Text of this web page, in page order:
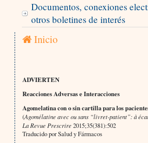
Documentos, conexiones
otros boletines de interés
Inicio
ADVIERTEN
Reacciones Adversas e Interacciones
Agomelatina con o sin cartilla para los
(Agomélatine avec ou sans “livret-patient”: à
La Revue Prescrire2015;35(381):502
Traducido por Salud y Fármacos